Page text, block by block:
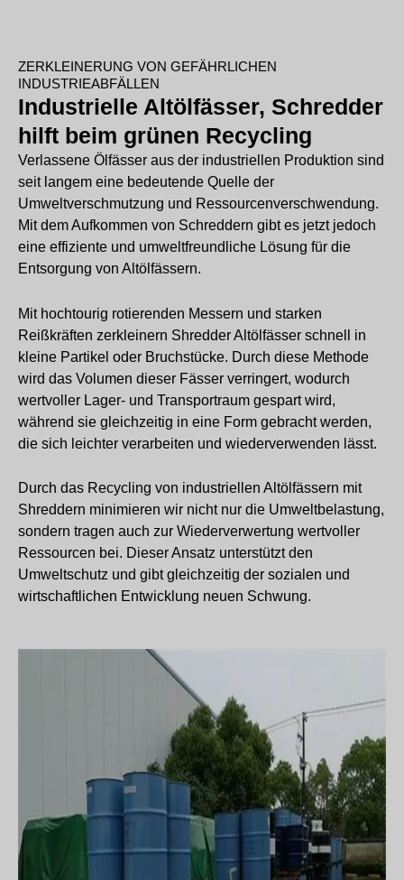
ZERKLEINERUNG VON GEFÄHRLICHEN
INDUSTRIEABFÄLLEN
Industrielle Altölfässer, Schredder
hilft beim grünen Recycling
Verlassene Ölfässer aus der industriellen Produktion sind
seit langem eine bedeutende Quelle der
Umweltverschmutzung und Ressourcenverschwendung.
Mit dem Aufkommen von Schreddern gibt es jetzt jedoch
eine effiziente und umweltfreundliche Lösung für die
Entsorgung von Altölfässern.
Mit hochtourig rotierenden Messern und starken
Reißkräften zerkleinern Shredder Altölfässer schnell in
kleine Partikel oder Bruchstücke. Durch diese Methode
wird das Volumen dieser Fässer verringert, wodurch
wertvoller Lager- und Transportraum gespart wird,
während sie gleichzeitig in eine Form gebracht werden,
die sich leichter verarbeiten und wiederverwenden lässt.
Durch das Recycling von industriellen Altölfässern mit
Shreddern minimieren wir nicht nur die Umweltbelastung,
sondern tragen auch zur Wiederverwertung wertvoller
Ressourcen bei. Dieser Ansatz unterstützt den
Umweltschutz und gibt gleichzeitig der sozialen und
wirtschaftlichen Entwicklung neuen Schwung.